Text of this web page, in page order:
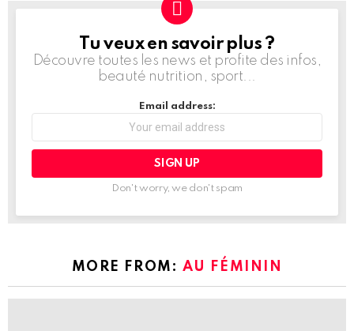
NEWSLETTERTu veux en savoir plus ?
Découvre toutes les news et profite des infos,
beauté nutrition, sport...
Email address:
Don't worry, we don't spam
MORE FROM: AU FÉMININ